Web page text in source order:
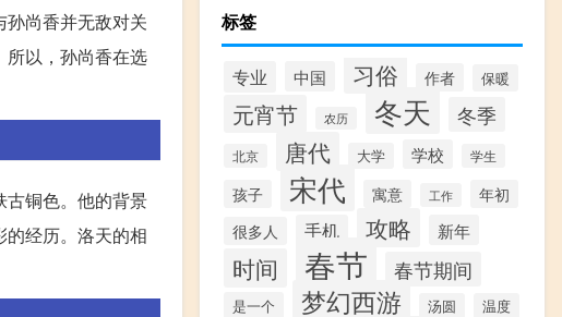
尚香并无敌对关
所以，孙尚香在选
古铜色。他的背景
经历。洛天的相
标签
专业 中国 习俗 作者 保暖
元宵节 农历 冬天 冬季
北京 唐代 大学 学校 学生
孩子 宋代 寓意 工作
年初
很多人
手机 攻略 新年
时间 春节 春节期间
是一个 梦幻西游 汤圆 温度